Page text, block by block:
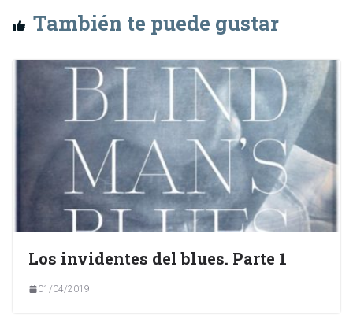
También te puede gustar
Los invidentes del blues. Parte 1
01/04/2019